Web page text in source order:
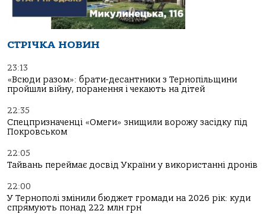
СТРІЧКА НОВИН
23:13
«Всюди разом»: брати-десантники з Тернопільщини
пройшли війну, поранення і чекають на дітей
22:35
Спецпризначенці «Омеги» знищили ворожу засідку під
Покровськом
22:05
Тайвань переймає досвід України у використанні дронів
22:00
У Тернополі змінили бюджет громади на 2026 рік: куди
спрямують понад 222 млн грн